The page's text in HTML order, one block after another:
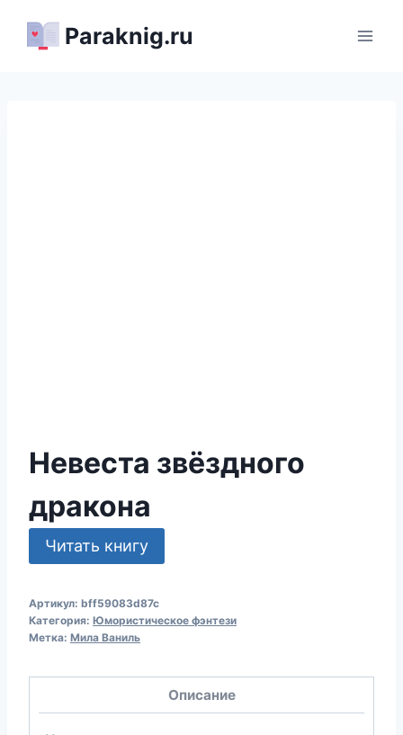
Paraknig.ru
Невеста звёздного
дракона
Читать книгу
Артикул: bff59083d87c
Категория: Юмористическое фэнтези
Метка: Мила Ваниль
Описание